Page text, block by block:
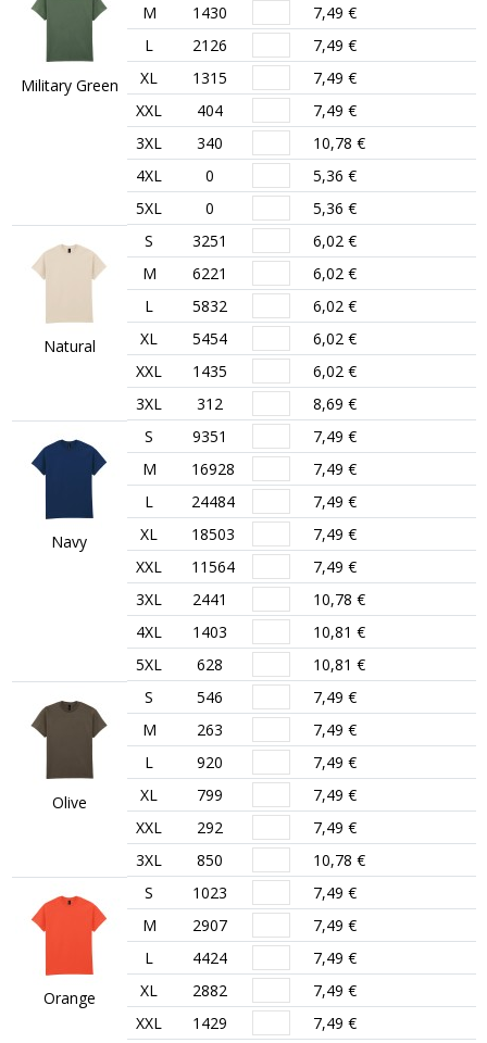
Military Green
M
1430
7,49 €
L
2126
7,49 €
XL
1315
7,49 €
XXL
404
7,49 €
3XL
340
10,78 €
4XL
0
5,36 €
5XL
0 5,36 €
Natural
S 3251
6,02 €
M
6221
6,02 €
L
5832
6,02 €
XL
5454
6,02 €
XXL
1435
6,02 €
3XL
312 8,69 €
Navy
S 9351
7,49 €
M
16928
7,49 €
L
24484
7,49 €
XL
18503
7,49 €
XXL
11564
7,49 €
3XL
2441
10,78 €
4XL
1403
10,81 €
5XL
628 10,81 €
Olive
S 546
7,49 €
M
263
7,49 €
L
920
7,49 €
XL
799
7,49 €
XXL
292
7,49 €
3XL
850 10,78 €
Orange
S 1023
7,49 €
M
2907
7,49 €
L
4424
7,49 €
XL
2882
7,49 €
XXL
1429 7,49 €